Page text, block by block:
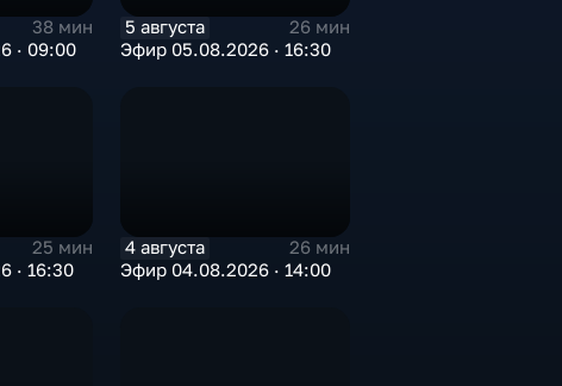
38 мин
· 09:00
5 августа
26 мин
Эфир 05.08.2026 · 16:30
25 мин
· 16:30
4 августа
26 мин
Эфир 04.08.2026 · 14:00